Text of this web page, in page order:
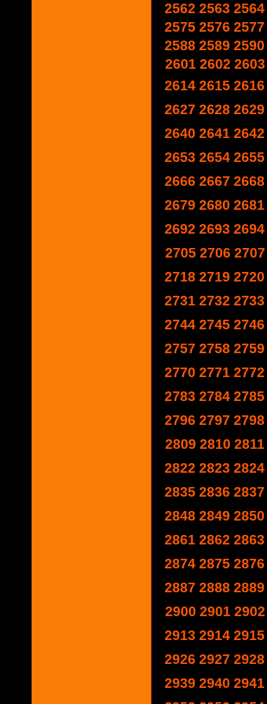
2562 2563 2564
2575 2576 2577
2588 2589 2590
2601 2602 2603
2614 2615 2616
2627 2628 2629
2640 2641 2642
2653 2654 2655
2666 2667 2668
2679 2680 2681
2692 2693 2694
2705 2706 2707
2718 2719 2720
2731 2732 2733
2744 2745 2746
2757 2758 2759
2770 2771 2772
2783 2784 2785
2796 2797 2798
2809 2810 2811
2822 2823 2824
2835 2836 2837
2848 2849 2850
2861 2862 2863
2874 2875 2876
2887 2888 2889
2900 2901 2902
2913 2914 2915
2926 2927 2928
2939 2940 2941